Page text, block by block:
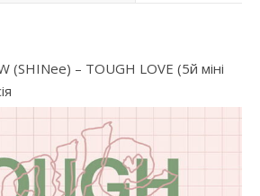
(SHINee) – TOUGH LOVE (5й міні